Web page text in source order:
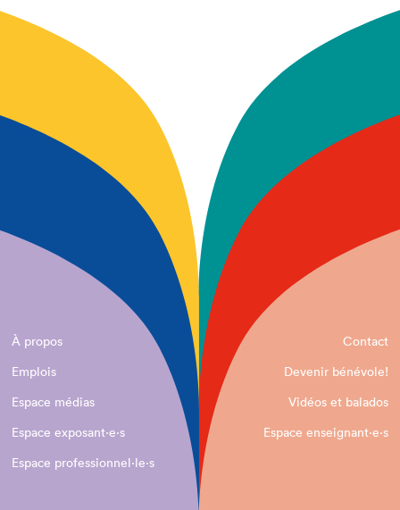
À propos
Contact
Emplois
Devenir bénévole!
Espace médias
Vidéos et balados
Espace exposant·e⋅s
Espace enseignant·e⋅s
Espace professionnel·le⋅s